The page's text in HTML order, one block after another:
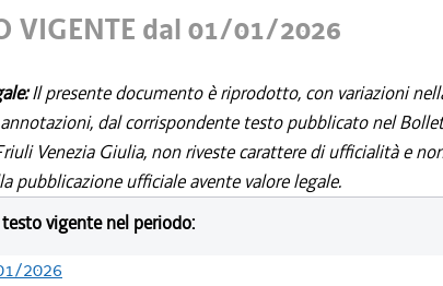
VIGENTE dal 01/01/2026
Il presente documento è riprodotto, con variazioni
dal corrispondente testo pubblicato nel
Venezia Giulia, non riveste carattere di ufficialità e
pubblicazione ufficiale avente valore legale.
vigente nel periodo:
2026